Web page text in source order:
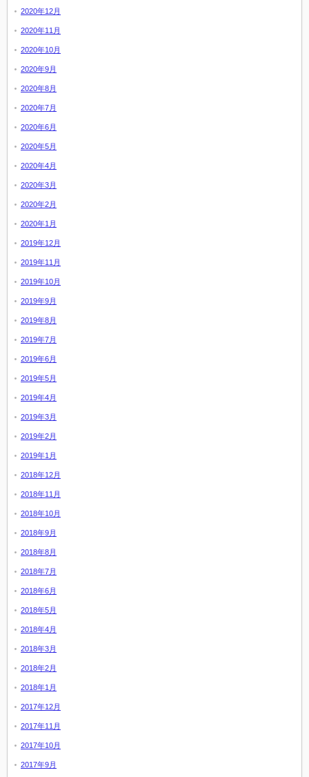
2020年12月
2020年11月
2020年10月
2020年9月
2020年8月
2020年7月
2020年6月
2020年5月
2020年4月
2020年3月
2020年2月
2020年1月
2019年12月
2019年11月
2019年10月
2019年9月
2019年8月
2019年7月
2019年6月
2019年5月
2019年4月
2019年3月
2019年2月
2019年1月
2018年12月
2018年11月
2018年10月
2018年9月
2018年8月
2018年7月
2018年6月
2018年5月
2018年4月
2018年3月
2018年2月
2018年1月
2017年12月
2017年11月
2017年10月
2017年9月